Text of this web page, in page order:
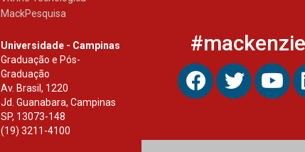
Primeiro
27.02.2026
calouros do
MackPesquisa
Universidade - Campinas
Graduação e Pós-
Graduação
Av. Brasil, 1220
Jd. Guanabara, Campinas
SP, 13073-148
(19) 3211-4100